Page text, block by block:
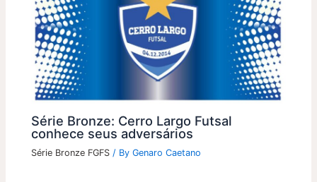
Série Bronze: Cerro Largo Futsal
conhece seus adversários
Série Bronze FGFS / ByGenaro Caetano